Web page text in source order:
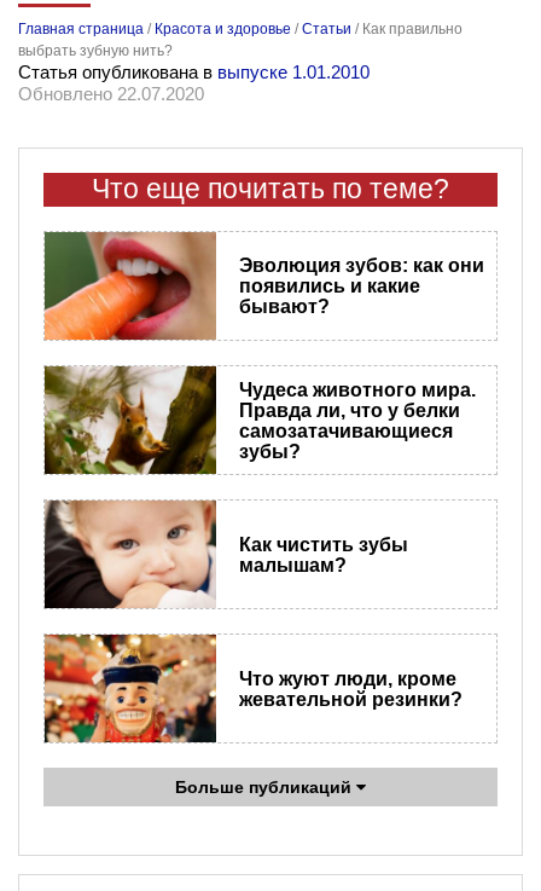
Главная страница / Красота и здоровье /Статьи / Как правильно
выбрать зубную нить?
Статья опубликована в выпуске 1.01.2010
Обновлено 22.07.2020
Что еще почитать по теме?
Эволюция зубов: как они
появились и какие
бывают?
Чудеса животного мира.
Правда ли, что у белки
самозатачивающиеся
зубы?
Как чистить зубы
малышам?
Что жуют люди, кроме
жевательной резинки?
Больше публикаций